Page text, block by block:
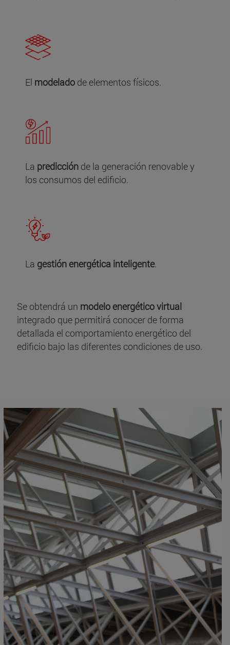
El modelado de elementos físicos.
La predicción de la generación renovable y
los consumos del edificio.
La gestión energética inteligente.
Se obtendrá un modelo energético virtual
integrado que permitirá conocer de forma
detallada el comportamiento energético del
edificio bajo las diferentes condiciones de uso.